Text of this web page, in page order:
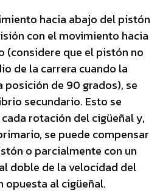
hacia abajo del pistón
con el movimiento hacia
(considere que el pistón no
de la carrera cuando la
posición de 90 grados), se
secundario. Esto se
rotación del cigüeñal y,
se puede compensar
o parcialmente con un
doble de la velocidad del
al cigüeñal.